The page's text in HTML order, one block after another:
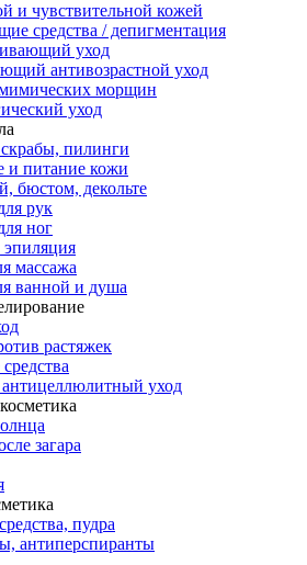
и чувствительной кожей
средства / депигментация
уход
антивозрастной уход
морщин
уход
пилинги
и питание кожи
бюстом, декольте
рук
ног
массажа
ванной и душа
растяжек
уход
загара
пудра
антиперспиранты